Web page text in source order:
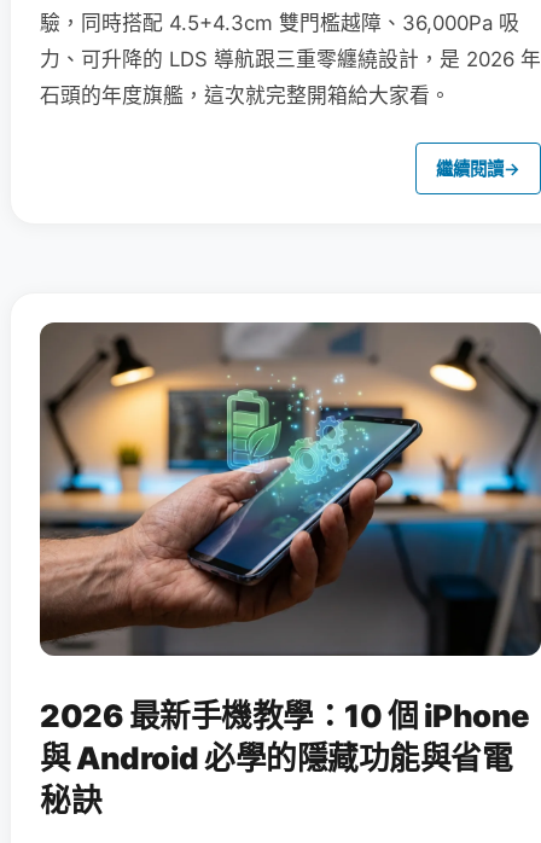
驗，同時搭配 4.5+4.3cm 雙門檻越障、36,000Pa 吸
力、可升降的 LDS 導航跟三重零纏繞設計，是 2026 年
石頭的年度旗艦，這次就完整開箱給大家看。
繼續閱讀→
2026 最新手機教學：10 個 iPhone
與 Android 必學的隱藏功能與省電
秘訣